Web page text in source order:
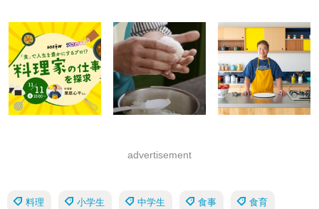
advertisement
料理 小学生 中学生 食事 食育